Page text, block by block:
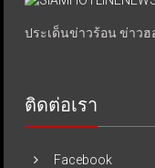
ประเด็นข่าวร้อน ข่าวฮ
ติดต่อเรา
Facebook